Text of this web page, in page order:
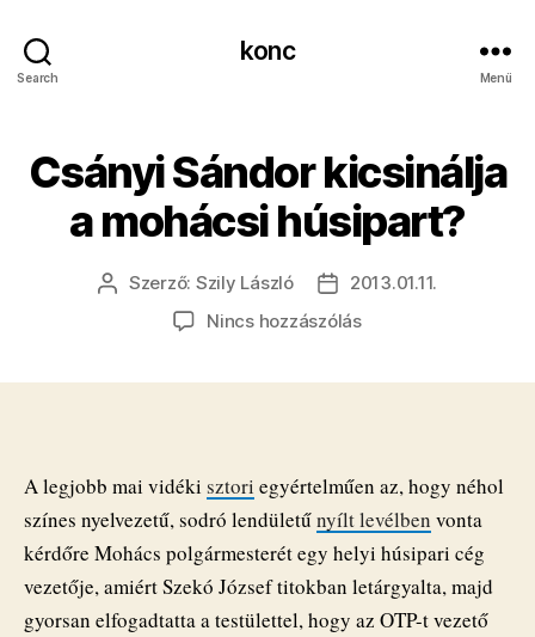
Search
konc
Menü
Csányi Sándor kicsinálja
a mohácsi húsipart?
Bejegyzés
szerzője
Szerző: Szily László
Bejegyzés
dátuma
2013.01.11.
Nincs hozzászólása(z)
húsipart?
bejegyzéshez
A legjobb mai vidéki sztori egyértelműen az, hogy néhol
színes nyelvezetű, sodró lendületűnyílt levélben vonta
kérdőre Mohács polgármesterét egy helyi húsipari cég
vezetője, amiért Szekó József titokban letárgyalta, majd
gyorsan elfogadtatta a testülettel, hogy az OTP-t vezető